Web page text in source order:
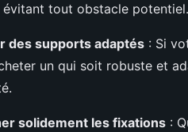
évitant tout obstacle potentiel.
des supports adaptés : Si
un qui soit robuste et
solidement les fixations :